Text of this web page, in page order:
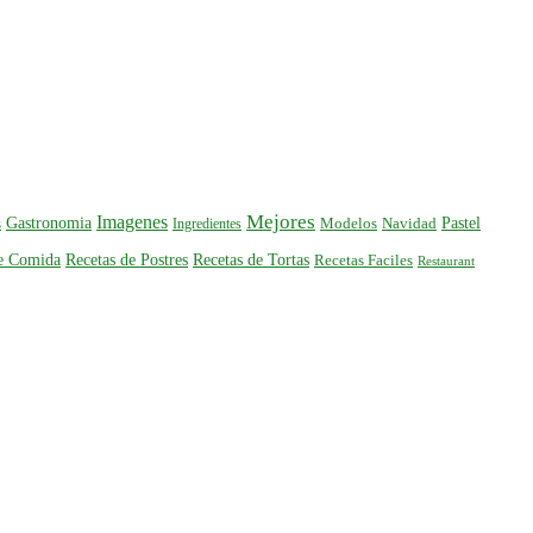
Gastronomia Imagenes Ingredientes Mejores Modelos Navidad Pastel
Comida Recetas de Postres Recetas de Tortas Recetas Faciles Restaurant